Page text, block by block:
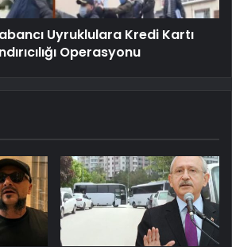
Uyruklulara Kredi Kartı
Operasyonu